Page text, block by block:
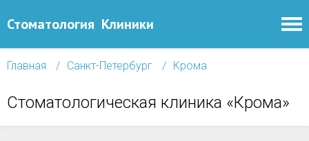
Стоматология Клиники
Главная Санкт-Петербург Крома
Стоматологическая клиника «Крома»